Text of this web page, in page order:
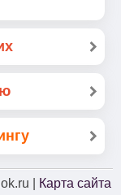
|
Карта сайта